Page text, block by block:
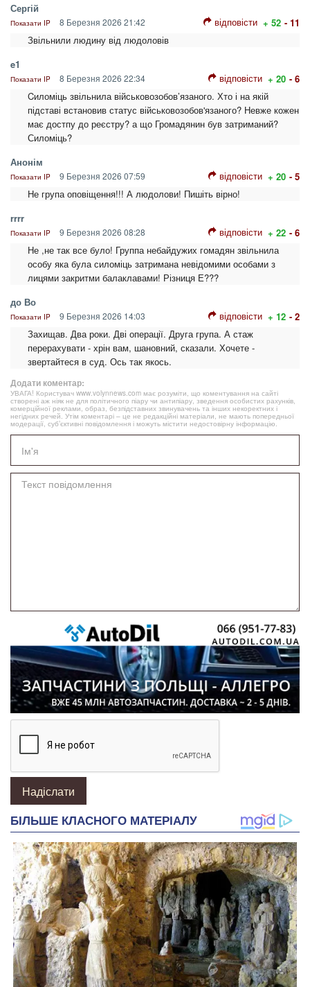
Сергій
Показати IP 8 Березня 2026 21:42 відповісти + 52 - 11
Звільнили людину від людоловів
e1
Показати IP 8 Березня 2026 22:34 відповісти + 20 - 6
Cиломіць звільнила військовозобов’язаного. Хто і на якій
підставі встановив статус військовозобов'язаного? Невже кожен
має достпу до реєстру? а що Громадянин був затриманий?
Силоміць?
Анонім
Показати IP 9 Березня 2026 07:59 відповісти + 20 - 5
Не група оповіщення!!! А людолови! Пишіть вірно!
rrrr
Показати IP 9 Березня 2026 08:28 відповісти + 22 - 6
Не ,не так все було! Группа небайдужих гомадян звільнила
особу яка була силоміць затримана невідомими особами з
лицями закритми балаклавами! Різниця Е???
до Во
Показати IP 9 Березня 2026 14:03 відповісти + 12 - 2
Захищав. Два роки. Дві операції. Друга група. А стаж
перерахувати - хрін вам, шановний, сказали. Хочете -
звертайтеся в суд. Ось так якось.
Додати коментар:
УВАГА! Користувач www.volynnews.com має розуміти, що коментування на сайті
створені аж ніяк не для політичного піару чи антипіару, зведення особистих рахунків,
комерційної реклами, образ, безпідставних звинувачень та інших некоректних і
негідних речей. Утім коментарі – це не редакційні матеріали, не мають попередньої
модерації, суб’єктивні повідомлення і можуть містити недостовірну інформацію.